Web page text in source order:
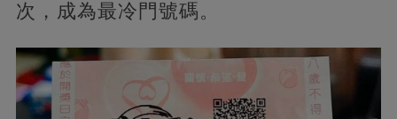
次，成為最冷門號碼。